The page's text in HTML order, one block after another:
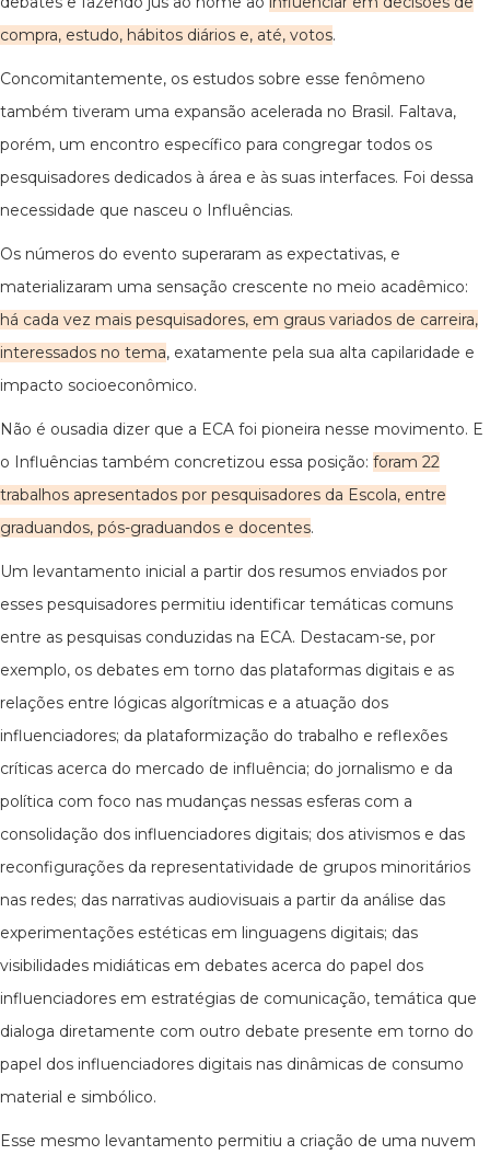
compra, estudo, hábitos diários e, até, votos.
Concomitantemente, os estudos sobre esse fenômeno
também tiveram uma expansão acelerada no Brasil. Faltava,
porém, um encontro específico para congregar todos os
pesquisadores dedicados à área e às suas interfaces. Foi dessa
necessidade que nasceu o Influências.
Os números do evento superaram as expectativas, e
materializaram uma sensação crescente no meio acadêmico:
há cada vez mais pesquisadores, em graus variados de carreira,
interessados no tema, exatamente pela sua alta capilaridade e
impacto socioeconômico.
Não é ousadia dizer que a ECA foi pioneira nesse movimento. E
o Influências também concretizou essa posição: foram 22
trabalhos apresentados por pesquisadores da Escola, entre
graduandos, pós-graduandos e docentes.
Um levantamento inicial a partir dos resumos enviados por
esses pesquisadores permitiu identificar temáticas comuns
entre as pesquisas conduzidas na ECA. Destacam-se, por
exemplo, os debates em torno das plataformas digitais e as
relações entre lógicas algorítmicas e a atuação dos
influenciadores; da plataformização do trabalho e reflexões
críticas acerca do mercado de influência; do jornalismo e da
política com foco nas mudanças nessas esferas com a
consolidação dos influenciadores digitais; dos ativismos e das
reconfigurações da representatividade de grupos minoritários
nas redes; das narrativas audiovisuais a partir da análise das
experimentações estéticas em linguagens digitais; das
visibilidades midiáticas em debates acerca do papel dos
influenciadores em estratégias de comunicação, temática que
dialoga diretamente com outro debate presente em torno do
papel dos influenciadores digitais nas dinâmicas de consumo
material e simbólico.
Esse mesmo levantamento permitiu a criação de uma nuvem